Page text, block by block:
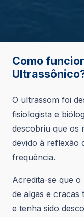
Como
O ultrassom foi
fisiologista e
descobriu que os
devido à reflexão
frequência.
Acredita-se que
de algas e cracas
e tenha sido